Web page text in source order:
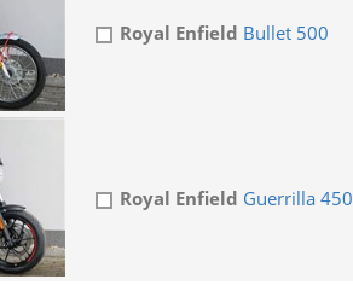
Royal Enfield Bullet 500
Royal Enfield Guerrilla 450